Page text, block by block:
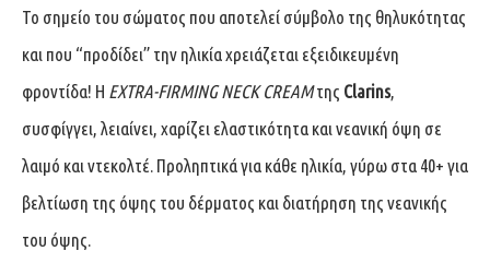
Το σημείο του σώματος που αποτελεί σύμβολο της θηλυκότητας
και που “προδίδει” την ηλικία χρειάζεται εξειδικευμένη
φροντίδα! Η EXTRA-FIRMING NECK CREAMτης Clarins,
συσφίγγει, λειαίνει, χαρίζει ελαστικότητα και νεανική όψη σε
λαιμό και ντεκολτέ. Προληπτικά για κάθε ηλικία, γύρω στα 40+ για
βελτίωση της όψης του δέρματος και διατήρηση της νεανικής
του όψης.